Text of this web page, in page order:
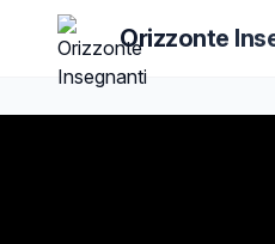
Orizzonte